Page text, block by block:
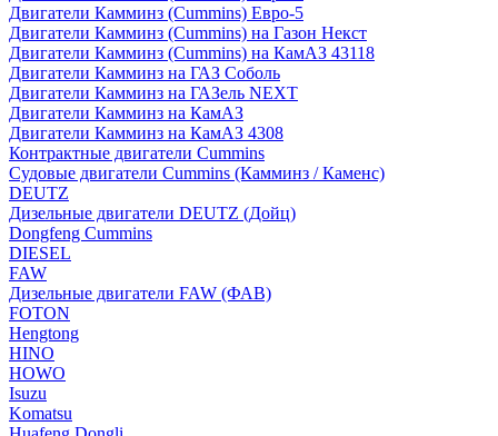
Двигатели Камминз (Cummins) Евро-5
Двигатели Камминз (Cummins) на Газон Некст
Двигатели Камминз (Cummins) на КамАЗ 43118
Двигатели Камминз на ГАЗ Соболь
Двигатели Камминз на ГАЗель NEXT
Двигатели Камминз на КамАЗ
Двигатели Камминз на КамАЗ 4308
Контрактные двигатели Cummins
Судовые двигатели Cummins (Камминз / Каменс)
DEUTZ
Дизельные двигатели DEUTZ (Дойц)
Dongfeng Cummins
DIESEL
FAW
Дизельные двигатели FAW (ФАВ)
FOTON
Hengtong
HINO
HOWO
Isuzu
Komatsu